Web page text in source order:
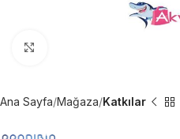
Ana Sayfa Mağaza Katkılar